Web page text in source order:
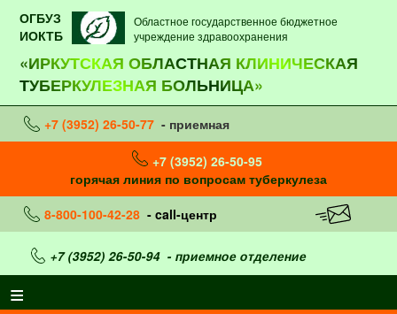
ОГБУЗ
ИОКТБ
Областное государственное бюджетное
учреждение здравоохранения
«ИРКУТСКАЯ ОБЛАСТНАЯ КЛИНИЧЕСКАЯ
ТУБЕРКУЛЕЗНАЯ БОЛЬНИЦА»
+7 (3952) 26-50-77 - приемная
+7 (3952) 26-50-95
горячая линия по вопросам туберкулеза
8-800-100-42-28 - call-центр
+7 (3952) 26-50-94- приемное отделение